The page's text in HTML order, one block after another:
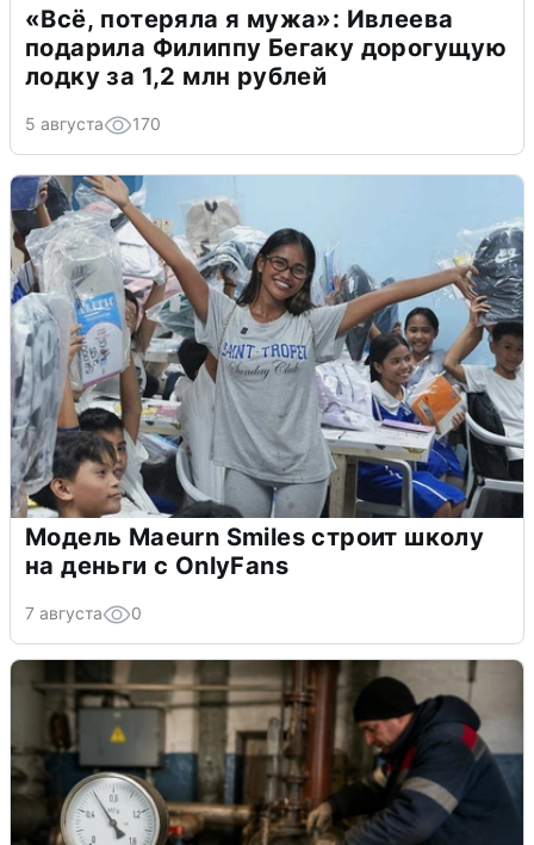
«Всё, потеряла я мужа»: Ивлеева
подарила Филиппу Бегаку дорогущую
лодку за 1,2 млн рублей
5 августа 170
Модель Maeurn Smiles строит школу
на деньги с OnlyFans
7 августа 0